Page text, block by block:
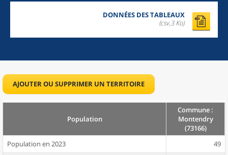
DONNÉES DES TABLEAUX
(csv,3 Ko)
AJOUTER OU SUPPRIMER UN TERRITOIRE
Population
Commune :
Montendry
(73166)
Population en 2023
49